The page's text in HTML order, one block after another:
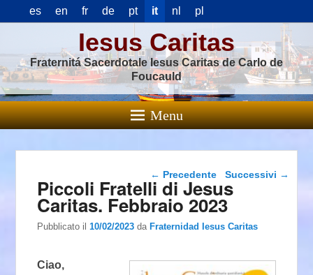
es en fr de pt it nl pl
Iesus Caritas
Fraternitá Sacerdotale Iesus Caritas de Carlo de
Foucauld
Menu
Navigazione articolo
← Precedente Successivi →
Piccoli Fratelli di Jesus
Caritas. Febbraio 2023
Pubblicato il10/02/2023 daFraternidad Iesus Caritas
Ciao,